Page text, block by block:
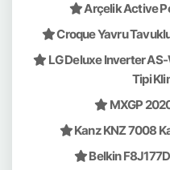
Arçelik Active
Croque Yavru
LG Deluxe Inverter
Tipi
MXGP
Kanz KNZ 7008
Belkin